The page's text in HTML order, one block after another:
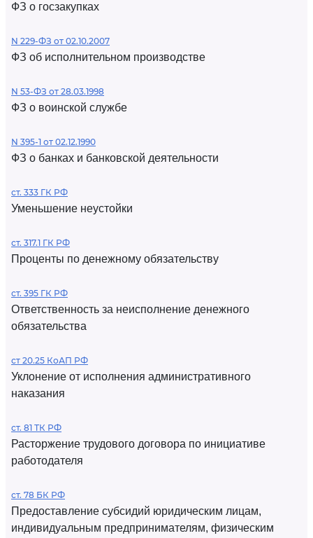
ФЗ о госзакупках
N 229-ФЗ от 02.10.2007
ФЗ об исполнительном производстве
N 53-ФЗ от 28.03.1998
ФЗ о воинской службе
N 395-1 от 02.12.1990
ФЗ о банках и банковской деятельности
ст. 333 ГК РФ
Уменьшение неустойки
ст. 317.1 ГК РФ
Проценты по денежному обязательству
ст. 395 ГК РФ
Ответственность за неисполнение денежного
обязательства
ст 20.25 КоАП РФ
Уклонение от исполнения административного
наказания
ст. 81 ТК РФ
Расторжение трудового договора по инициативе
работодателя
ст. 78 БК РФ
Предоставление субсидий юридическим лицам,
индивидуальным предпринимателям, физическим